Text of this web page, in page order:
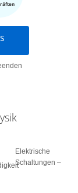
Elektrische
Schaltungen –